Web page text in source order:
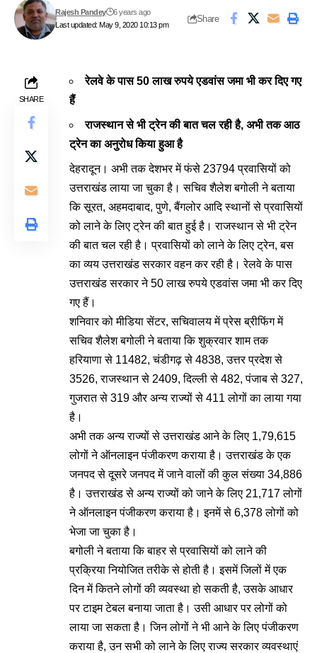
Last updated: May 9, 2020 10:13 pm
Rajesh Pandey 6 years ago
Share
SHARE
रेलवे के पास 50 लाख रुपये एडवांस जमा भी कर दिए गए
हैं
राजस्थान से भी ट्रेन की बात चल रही है, अभी तक आठ
ट्रेन का अनुरोध किया हुआ है
देहरादून। अभी तक देशभर में फंसे 23794 प्रवासियों को
उत्तराखंड लाया जा चुका है। सचिव शैलेश बगोली ने बताया
कि सूरत, अहमदाबाद, पुणे, बैंगलोर आदि स्थानों से प्रवासियों
को लाने के लिए ट्रेन की बात हुई है। राजस्थान से भी ट्रेन
की बात चल रही है। प्रवासियों को लाने के लिए ट्रेन, बस
का व्यय उत्तराखंड सरकार वहन कर रही है। रेलवे के पास
उत्तराखंड सरकार ने 50 लाख रुपये एडवांस जमा भी कर दिए
गए हैं।
शनिवार को मीडिया सेंटर, सचिवालय में प्रेस ब्रीफिंग में
सचिव शैलेश बगोली ने बताया कि शुक्रवार शाम तक
हरियाणा से 11482, चंडीगढ़ से 4838, उत्तर प्रदेश से
3526, राजस्थान से 2409, दिल्ली से 482, पंजाब से 327,
गुजरात से 319 और अन्य राज्यों से 411 लोगों का लाया गया
है।
अभी तक अन्य राज्यों से उत्तराखंड आने के लिए 1,79,615
लोगों ने ऑनलाइन पंजीकरण कराया है। उत्तराखंड के एक
जनपद से दूसरे जनपद में जाने वालों की कुल संख्या 34,886
है। उत्तराखंड से अन्य राज्यों को जाने के लिए 21,717 लोगों
ने ऑनलाइन पंजीकरण कराया है। इनमें से 6,378 लोगों को
भेजा जा चुका है।
बगोली ने बताया कि बाहर से प्रवासियों को लाने की
प्रक्रिया नियोजित तरीके से होती है। इसमें जिलों में एक
दिन में कितने लोगों की व्यवस्था हो सकती है, उसके आधार
पर टाइम टेबल बनाया जाता है। उसी आधार पर लोगों को
लाया जा सकता है। जिन लोगों ने भी आने के लिए पंजीकरण
कराया है, उन सभी को लाने के लिए राज्य सरकार व्यवस्थाएं